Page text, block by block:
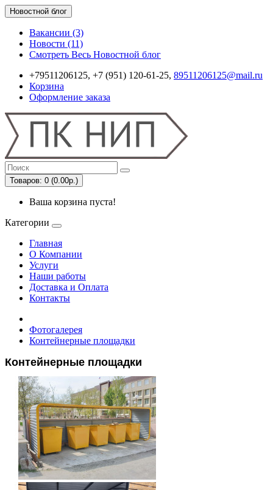
Новостной блог
Вакансии (3)
Новости (11)
Смотреть Весь Новостной блог
+79511206125, +7 (951) 120-61-25, 89511206125@mail.ru
Корзина
Оформление заказа
Товаров: 0 (0.00р.)
Ваша корзина пуста!
Категории
Главная
О Компании
Услуги
Наши работы
Доставка и Оплата
Контакты
Фотогалерея
Контейнерные площадки
Контейнерные площадки